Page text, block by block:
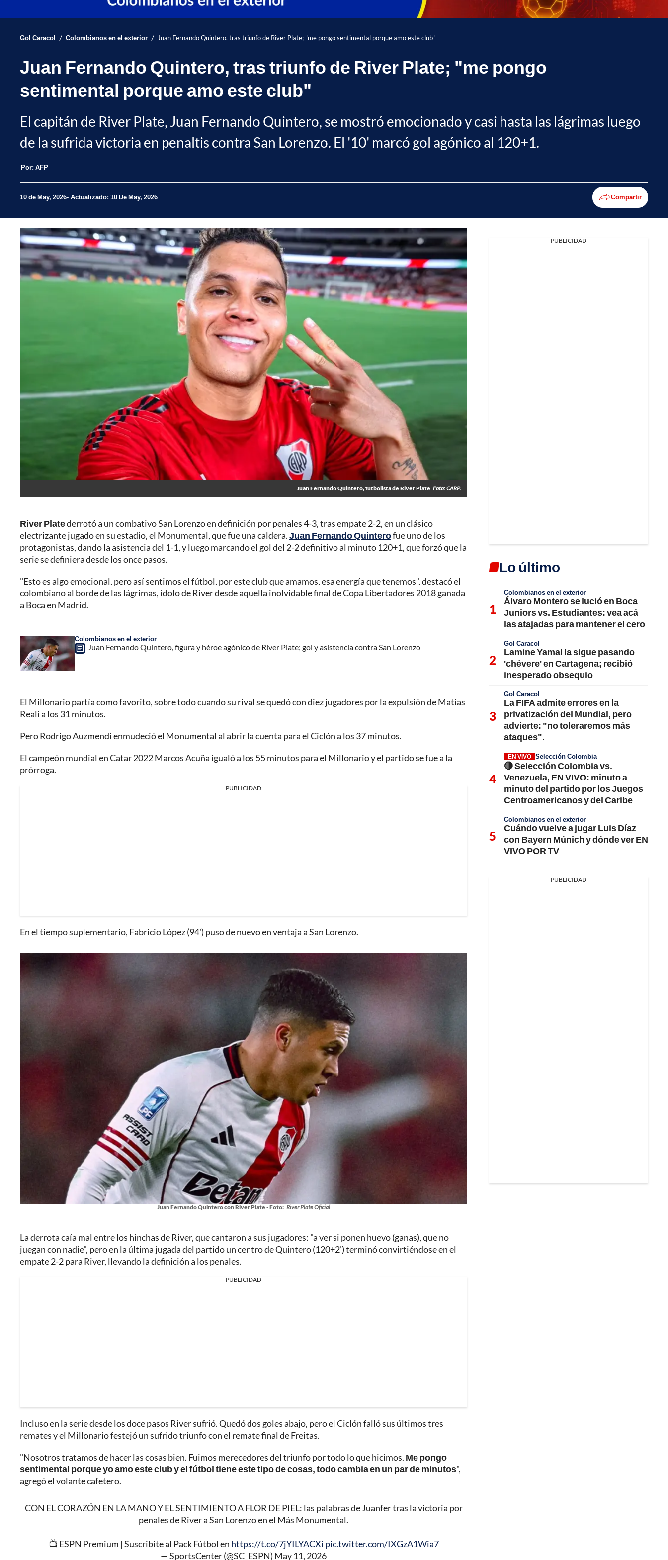
Gol Caracol / Colombianos en el exterior / Juan Fernando Quintero, tras triunfo de River Plate; "me pongo sentimental porque amo este club"
Juan Fernando Quintero, tras triunfo de River Plate; "me pongo
sentimental porque amo este club"
El capitán de River Plate, Juan Fernando Quintero, se mostró emocionado y casi hasta las lágrimas luego
de la sufrida victoria en penaltis contra San Lorenzo. El '10' marcó gol agónico al 120+1.
Por: AFP
10 de May, 2026 Actualizado: 10 De May, 2026 Compartir
Juan Fernando Quintero, futbolista de River Plate Foto: CARP.
River Platederrotó a un combativo San Lorenzo en definición por penales 4-3, tras empate 2-2, en un clásico
electrizante jugado en su estadio, el Monumental, que fue una caldera.Juan Fernando Quinterofue uno de los
protagonistas, dando la asistencia del 1-1, y luego marcando el gol del 2-2 definitivo al minuto 120+1, que forzó que la
serie se definiera desde los once pasos.
"Esto es algo emocional, pero así sentimos el fútbol, por este club que amamos, esa energía que tenemos", destacó el
colombiano al borde de las lágrimas, ídolo de River desde aquella inolvidable final de Copa Libertadores 2018 ganada
a Boca en Madrid.
Colombianos en el exterior
Juan Fernando Quintero, figura y héroe agónico de River Plate; gol y asistencia contra San Lorenzo
El Millonario partía como favorito, sobre todo cuando su rival se quedó con diez jugadores por la expulsión de Matías
Reali a los 31 minutos.
Pero Rodrigo Auzmendi enmudeció el Monumental al abrir la cuenta para el Ciclón a los 37 minutos.
El campeón mundial en Catar 2022 Marcos Acuña igualó a los 55 minutos para el Millonario y el partido se fue a la
prórroga.
PUBLICIDAD
En el tiempo suplementario, Fabricio López (94') puso de nuevo en ventaja a San Lorenzo.
Juan Fernando Quintero con River Plate - Foto: River Plate Oficial
La derrota caía mal entre los hinchas de River, que cantaron a sus jugadores: "a ver si ponen huevo (ganas), que no
juegan con nadie", pero en la última jugada del partido un centro de Quintero (120+2') terminó convirtiéndose en el
empate 2-2 para River, llevando la definición a los penales.
PUBLICIDAD
Incluso en la serie desde los doce pasos River sufrió. Quedó dos goles abajo, pero el Ciclón falló sus últimos tres
remates y el Millonario festejó un sufrido triunfo con el remate final de Freitas.
"Nosotros tratamos de hacer las cosas bien. Fuimos merecedores del triunfo por todo lo que hicimos. Me pongo
sentimental porque yo amo este club y el fútbol tiene este tipo de cosas, todo cambia en un par de minutos",
agregó el volante cafetero.
CON EL CORAZÓN EN LA MANO Y EL SENTIMIENTO A FLOR DE PIEL: las palabras de Juanfer tras la victoria por
penales de River a San Lorenzo en el Más Monumental.
📺 ESPN Premium | Suscribite al Pack Fútbol en https://t.co/7jYILYACXi pic.twitter.com/IXGzA1Wia7
— SportsCenter (@SC_ESPN) May 11, 2026
PUBLICIDAD
Lo último
Colombianos en el exterior
Álvaro Montero se lució en Boca
Juniors vs. Estudiantes: vea acá
las atajadas para mantener el cero
Gol Caracol
Lamine Yamal la sigue pasando
'chévere' en Cartagena; recibió
inesperado obsequio
Gol Caracol
La FIFA admite errores en la
privatización del Mundial, pero
advierte: "no toleraremos más
ataques".
EN VIVO Selección Colombia
🔴 Selección Colombia vs.
Venezuela, EN VIVO: minuto a
minuto del partido por los Juegos
Centroamericanos y del Caribe
Colombianos en el exterior
Cuándo vuelve a jugar Luis Díaz
con Bayern Múnich y dónde ver EN
VIVO POR TV
PUBLICIDAD